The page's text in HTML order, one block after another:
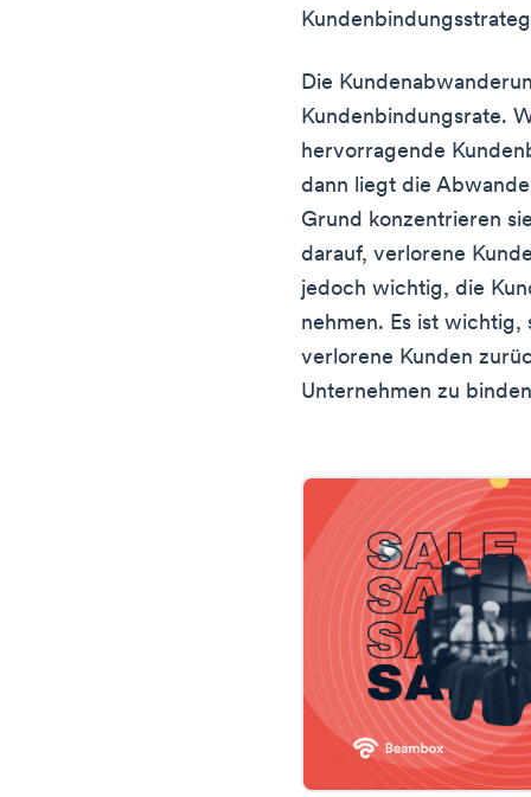
Die
Kundenbindungsrate.
hervorragende
dann liegt die
Grund konzentrieren
darauf, verlorene
jedoch wichtig, die
nehmen. Es ist wichtig,
verlorene Kunden
Unternehmen zu